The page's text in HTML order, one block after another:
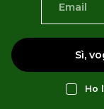
Sì,
Ho